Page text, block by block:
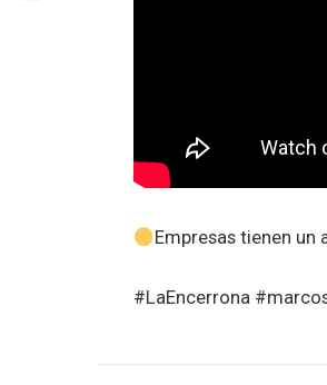
Empresas tienen
#LaEncerrona